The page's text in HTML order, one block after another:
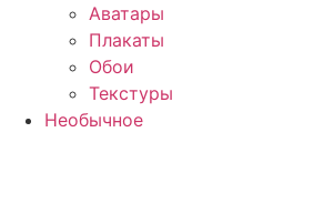
Аватары
Плакаты
Обои
Текстуры
Необычное